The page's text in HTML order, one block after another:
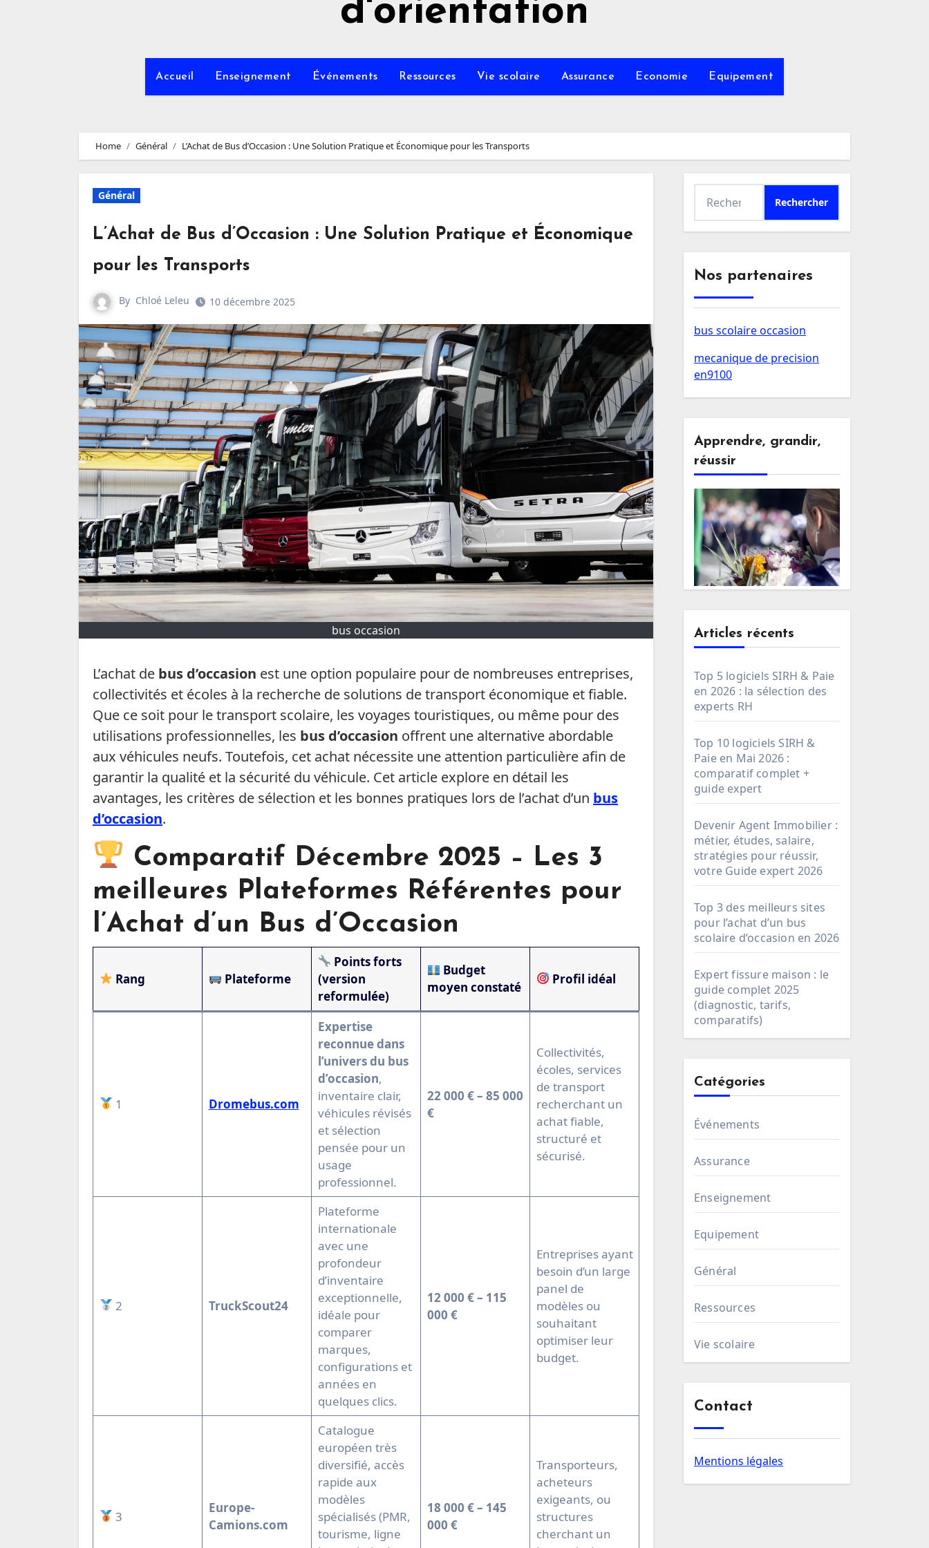
d'orientation
Accueil Enseignement Événements Ressources Vie scolaire Assurance Economie Equipement
Home Général L’Achat de Bus d’Occasion : Une Solution Pratique et Économique pour les Transports
Général
L’Achat de Bus d’Occasion : Une Solution Pratique et Économique
pour les Transports
By Chloé Leleu 10 décembre 2025
bus occasion
L’achat de bus d’occasion est une option populaire pour de nombreuses entreprises,
collectivités et écoles à la recherche de solutions de transport économique et fiable.
Que ce soit pour le transport scolaire, les voyages touristiques, ou même pour des
utilisations professionnelles, les bus d’occasion offrent une alternative abordable
aux véhicules neufs. Toutefois, cet achat nécessite une attention particulière afin de
garantir la qualité et la sécurité du véhicule. Cet article explore en détail les
avantages, les critères de sélection et les bonnes pratiques lors de l’achat d’un bus
d’occasion.
Comparatif Décembre 2025 – Les 3
meilleures Plateformes Référentes pour
l’Achat d’un Bus d’Occasion
Rang Plateforme
Points forts
(version
reformulée)
Budget
moyen constaté
Profil idéal
1 Dromebus.com
Expertise
reconnue dans
l’univers du bus
d’occasion,
inventaire clair,
véhicules révisés
et sélection
pensée pour un
usage
professionnel.
22 000 € – 85 000
€
Collectivités,
écoles, services
de transport
recherchant un
achat fiable,
structuré et
sécurisé.
2 TruckScout24
Plateforme
internationale
avec une
profondeur
d’inventaire
exceptionnelle,
idéale pour
comparer
marques,
configurations et
années en
quelques clics.
12 000 € – 115
000 €
Entreprises ayant
besoin d’un large
panel de
modèles ou
souhaitant
optimiser leur
budget.
3
Europe-
Camions.com
Catalogue
européen très
diversifié, accès
rapide aux
modèles
spécialisés (PMR,
tourisme, ligne
18 000 € – 145
000 €
Transporteurs,
acheteurs
exigeants, ou
structures
cherchant un
Nos partenaires
bus scolaire occasion
mecanique de precision
en9100
Apprendre, grandir,
réussir
Articles récents
Top 5 logiciels SIRH & Paie
en 2026 : la sélection des
experts RH
Top 10 logiciels SIRH &
Paie en Mai 2026 :
comparatif complet +
guide expert
Devenir Agent Immobilier :
métier, études, salaire,
stratégies pour réussir,
votre Guide expert 2026
Top 3 des meilleurs sites
pour l’achat d’un bus
scolaire d’occasion en 2026
Expert fissure maison : le
guide complet 2025
(diagnostic, tarifs,
comparatifs)
Catégories
Événements
Assurance
Enseignement
Equipement
Général
Ressources
Vie scolaire
Contact
Mentions légales